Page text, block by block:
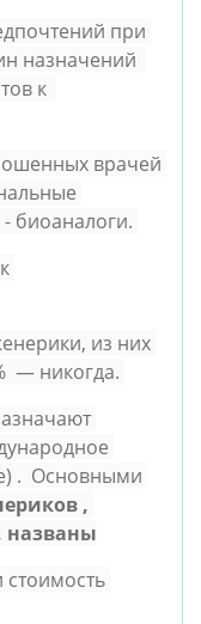
при
назначений
к
врачей
- биоаналоги.
из них
— никогда.
,
названы
стоимость